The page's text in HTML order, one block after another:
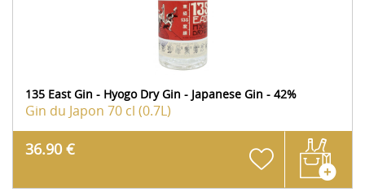
135 East Gin - Hyogo Dry Gin - Japanese Gin - 42%
Gin du Japon 70 cl (0.7L)
36.90 €